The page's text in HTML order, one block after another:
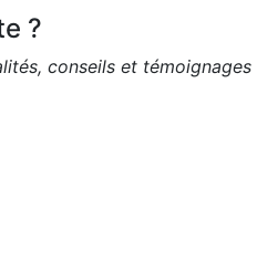
?
conseils et témoignages